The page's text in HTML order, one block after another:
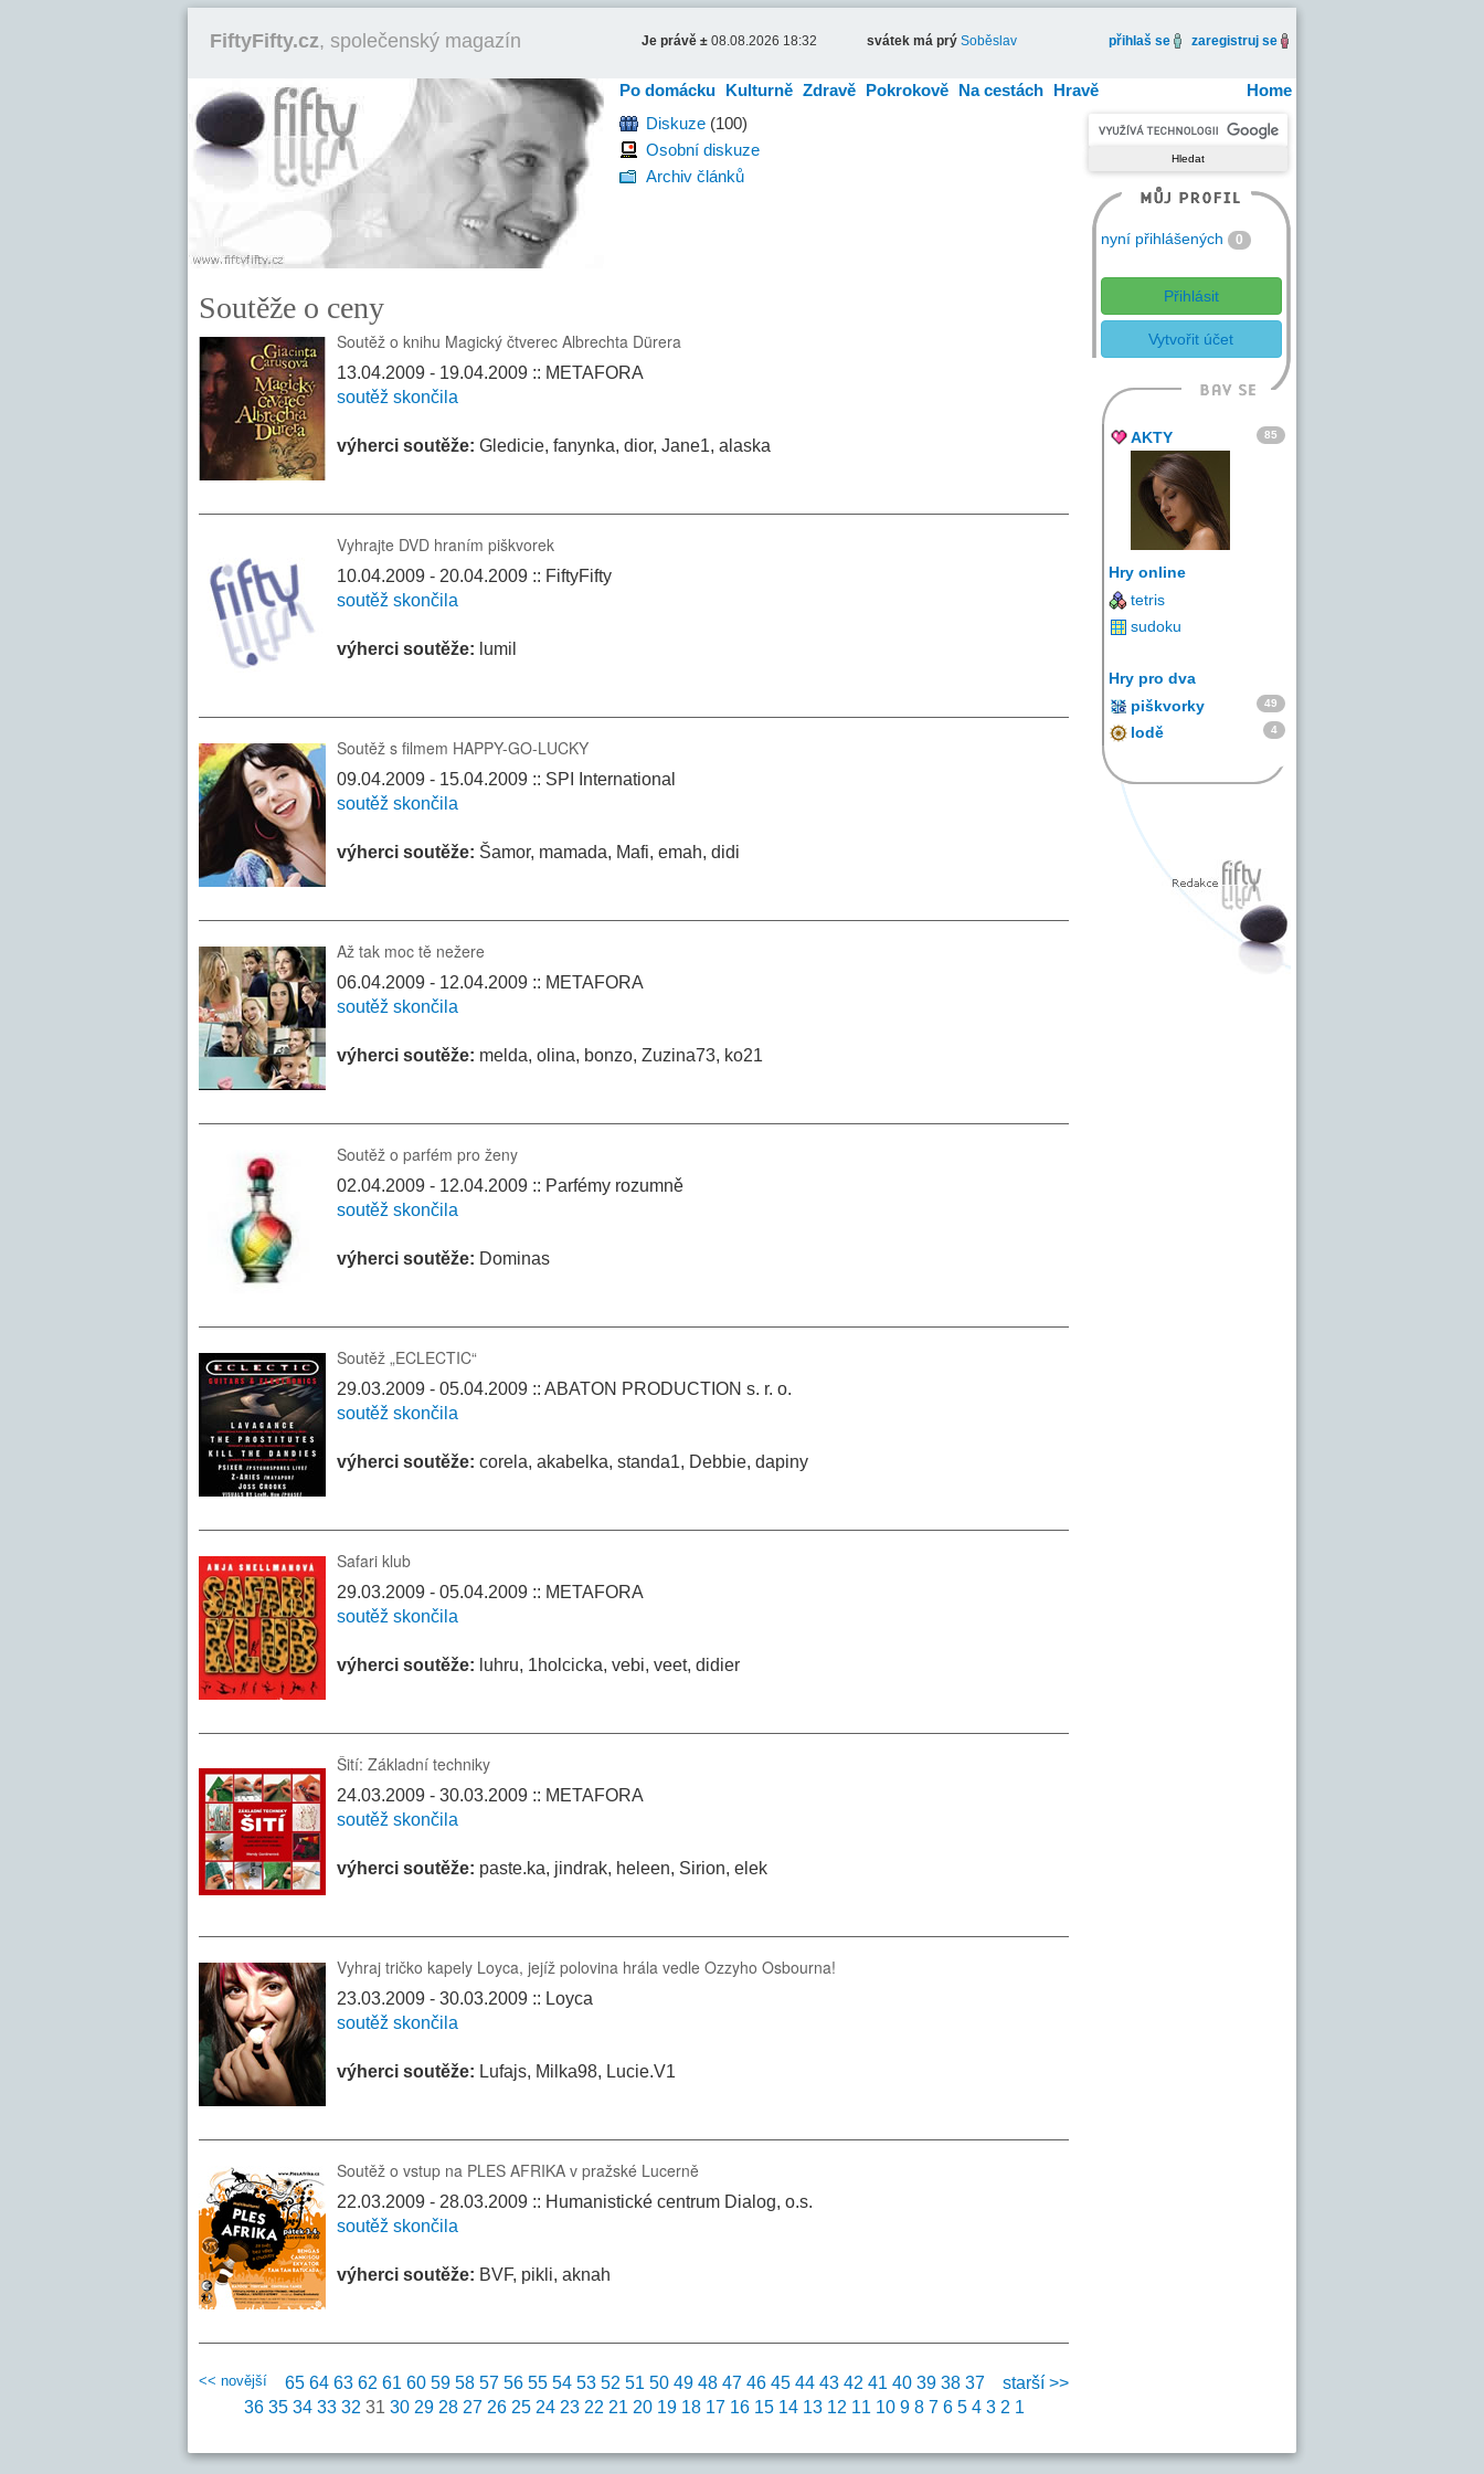
FiftyFifty.cz, společenský magazín Je právě ± 08.08.2026 18:32 svátek má prý Soběslav přihlaš se zaregistruj se
Home
Po domácku Kulturně Zdravě Pokrokově Na cestách Hravě
Diskuze (100)
Osobní diskuze
Archiv článků
Soutěže o ceny
Soutěž o knihu Magický čtverec Albrechta Dürera
13.04.2009 - 19.04.2009 :: METAFORA
soutěž skončila
výherci soutěže: Gledicie, fanynka, dior, Jane1, alaska
Vyhrajte DVD hraním piškvorek
10.04.2009 - 20.04.2009 :: FiftyFifty
soutěž skončila
výherci soutěže: lumil
Soutěž s filmem HAPPY-GO-LUCKY
09.04.2009 - 15.04.2009 :: SPI International
soutěž skončila
výherci soutěže: Šamor, mamada, Mafi, emah, didi
Až tak moc tě nežere
06.04.2009 - 12.04.2009 :: METAFORA
soutěž skončila
výherci soutěže: melda, olina, bonzo, Zuzina73, ko21
Soutěž o parfém pro ženy
02.04.2009 - 12.04.2009 :: Parfémy rozumně
soutěž skončila
výherci soutěže: Dominas
Soutěž „ECLECTIC“
29.03.2009 - 05.04.2009 :: ABATON PRODUCTION s. r. o.
soutěž skončila
výherci soutěže: corela, akabelka, standa1, Debbie, dapiny
Safari klub
29.03.2009 - 05.04.2009 :: METAFORA
soutěž skončila
výherci soutěže: luhru, 1holcicka, vebi, veet, didier
Šití: Základní techniky
24.03.2009 - 30.03.2009 :: METAFORA
soutěž skončila
výherci soutěže: paste.ka, jindrak, heleen, Sirion, elek
Vyhraj tričko kapely Loyca, jejíž polovina hrála vedle Ozzyho Osbourna!
23.03.2009 - 30.03.2009 :: Loyca
soutěž skončila
výherci soutěže: Lufajs, Milka98, Lucie.V1
Soutěž o vstup na PLES AFRIKA v pražské Lucerně
22.03.2009 - 28.03.2009 :: Humanistické centrum Dialog, o.s.
soutěž skončila
výherci soutěže: BVF, pikli, aknah
<< novější starší >>
65 64 63 62 61 60 59 58 57 56 55 54 53 52 51 50 49 48 47 46 45 44 43 42 41 40 39 38 37
36 35 34 33 32 31 30 29 28 27 26 25 24 23 22 21 20 19 18 17 16 15 14 13 12 11 10 9 8 7 6 5 4 3 2 1
nyní přihlášených 0
Přihlásit
Vytvořit účet
AKTY 85
Hry online
tetris
sudoku
Hry pro dva
piškvorky
49
lodě 4